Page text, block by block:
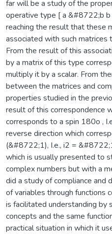
far will be a study of the
operative type [ a &#8722;b
reaching the result that these
associated with such matrices
From the result of this
by a matrix of this type
multiply it by a scalar. From
between the matrices and
properties studied in the
result of this correspondence
corresponds to a spin 180o ,
reverse direction which
(&#8722;1), I.e., i2 =
which is usually presented to
complex numbers but with a
did a study of compliance and
of variables through functions
is facilitated understanding by
concepts and the same
practical situation in which it